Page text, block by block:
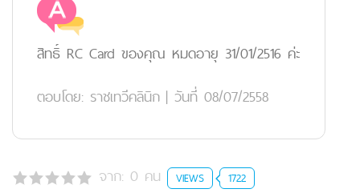
สิทธิ์ RC Card ของคุณ หมดอายุ 31/01/2516 ค่ะ
ตอบโดย: ราชเทวีคลินิก | วันที่ 08/07/2558
จาก: 0 คน VIEWS 1722